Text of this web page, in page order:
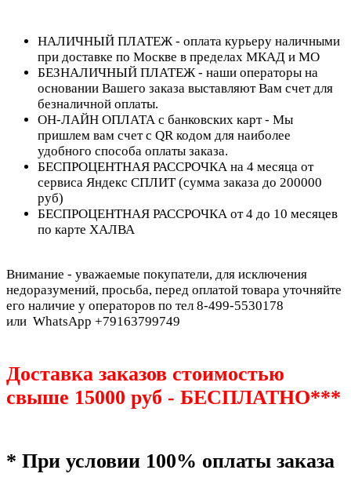
НАЛИЧНЫЙ ПЛАТЕЖ - оплата курьеру наличными
при доставке по Москве в пределах МКАД и МО
БЕЗНАЛИЧНЫЙ ПЛАТЕЖ - наши операторы на
основании Вашего заказа выставляют Вам счет для
безналичной оплаты.
ОН-ЛАЙН ОПЛАТА с банковских карт - Мы
пришлем вам счет с QR кодом для наиболее
удобного способа оплаты заказа.
БЕСПРОЦЕНТНАЯ РАССРОЧКА на 4 месяца от
сервиса Яндекс СПЛИТ (сумма заказа до 200000
руб)
БЕСПРОЦЕНТНАЯ РАССРОЧКА от 4 до 10 месяцев
по карте ХАЛВА
Внимание - уважаемые покупатели, для исключения
недоразумений, просьба, перед оплатой товара уточняйте
его наличие у операторов по тел 8-499-5530178
или WhatsApp +79163799749
Доставка заказов стоимостью
свыше 15000 руб - БЕСПЛАТНО***
* При условии 100% оплаты заказа